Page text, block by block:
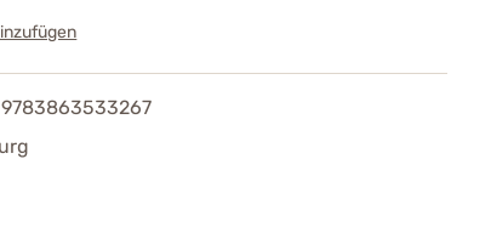
9783863533267